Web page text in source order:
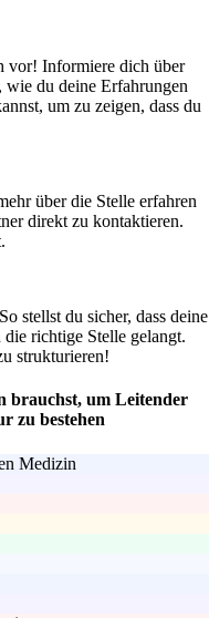
vor! Informiere dich über
du deine Erfahrungen
um zu zeigen, dass du
über die Stelle erfahren
direkt zu kontaktieren.
stellst du sicher, dass deine
richtige Stelle gelangt.
strukturieren!
brauchst, um Leitender
zu bestehen
Medizin